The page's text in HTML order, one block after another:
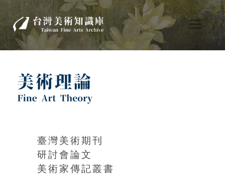
臺灣美術期刊
研討會論文
美術家傳記叢書